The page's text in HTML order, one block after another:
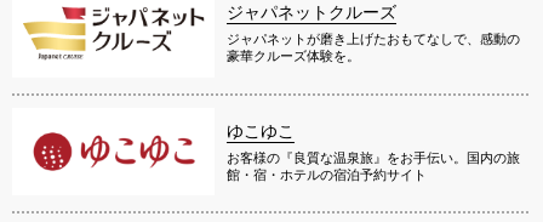
ジャパネットクルーズ
ジャパネットが磨き上げたおもてなしで、感動の
豪華クルーズ体験を。
ゆこゆこ
お客様の『良質な温泉旅』をお手伝い。国内の旅
館・宿・ホテルの宿泊予約サイト